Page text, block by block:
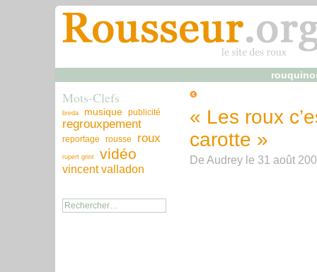
Mots-Clefs
breda musique publicité
regrouxpement
reportage rousse roux
rupert grint vidéo
vincent valladon
« Les roux
carotte »
De Audreyle 31 août